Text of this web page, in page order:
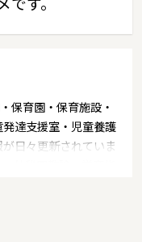
す。
保育園・保育施設・
達支援室・児童養護
日々更新されていま